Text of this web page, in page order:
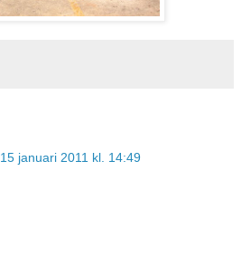
15 januari 2011 kl. 14:49